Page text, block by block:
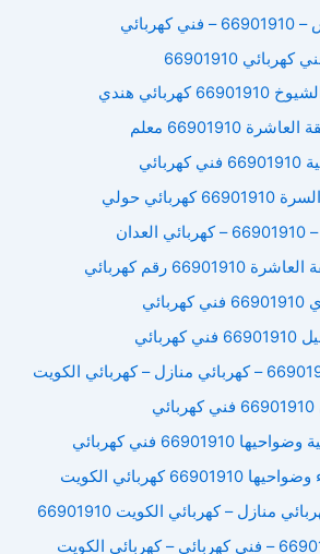
66901910
هندي
66901910 معلم
حولي
رقم كهربائي
فني كهربائي
كهربائي الكويت
منازل – كهربائي الكويت 66901910